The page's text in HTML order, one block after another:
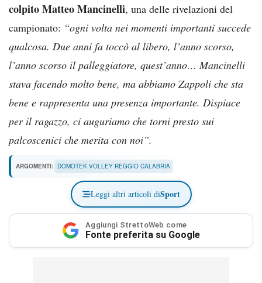
colpito Matteo Mancinelli, una delle rivelazioni del
campionato: “ogni volta nei momenti importanti succede
qualcosa. Due anni fa toccò al libero, l’anno scorso,
l’anno scorso il palleggiatore, quest’anno… Mancinelli
stava facendo molto bene, ma abbiamo Zappoli che sta
bene e rappresenta una presenza importante. Dispiace
per il ragazzo, ci auguriamo che torni presto sui
palcoscenici che merita con noi”.
ARGOMENTI: DOMOTEK VOLLEY REGGIO CALABRIA
Leggi altri articoli diSport
Aggiungi StrettoWeb come
Fonte preferita su Google